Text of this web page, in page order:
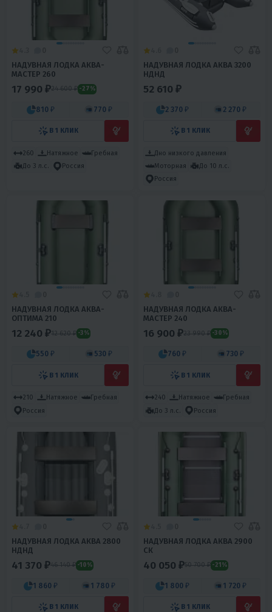
НАДУВНАЯ ЛОДКА АКВА-
МАСТЕР 260
17 990 ₽24 600 ₽ -27%
810 ₽ 770 ₽
В 1 КЛИК
260 Натяжное
Гребная
До 3 л.с.
Россия
НАДУВНАЯ ЛОДКА АКВА 3200
НДНД
52 610 ₽
2 370 ₽ 2 270 ₽
В 1 КЛИК
Дно низкого давления
Моторная
До 10 л.с.
Россия
НАДУВНАЯ ЛОДКА АКВА-
ОПТИМА 210
12 240 ₽12 620 ₽ -3%
550 ₽ 530 ₽
В 1 КЛИК
210 Натяжное
Гребная
Россия
НАДУВНАЯ ЛОДКА АКВА-
МАСТЕР 240
16 900 ₽23 990 ₽ -30%
760 ₽ 730 ₽
В 1 КЛИК
240 Натяжное
Гребная
До 3 л.с.
Россия
НАДУВНАЯ ЛОДКА АКВА 2800
НДНД
41 370 ₽46 140 ₽ -10%
1 860 ₽ 1 780 ₽
В 1 КЛИК
НАДУВНАЯ ЛОДКА АКВА 2900
СК
40 050 ₽50 700 ₽ -21%
1 800 ₽ 1 720 ₽
В 1 КЛИК